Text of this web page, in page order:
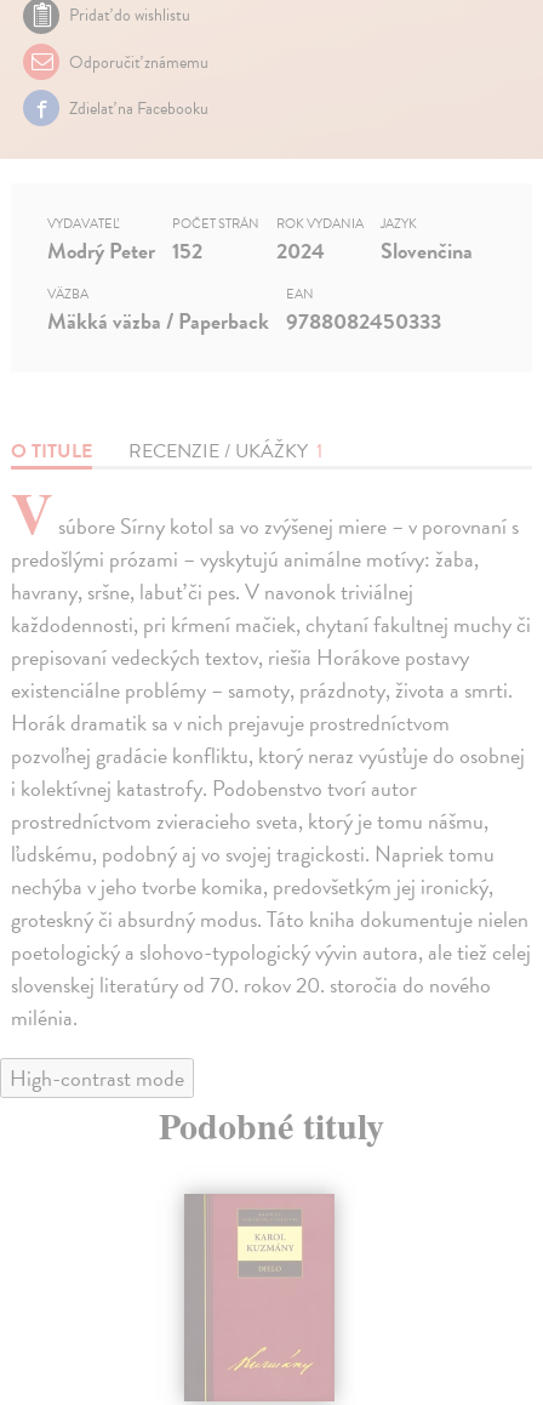
Pridať do wishlistu
Odporučiť známemu
Zdielať na Facebooku
O TITULE RECENZIE / UKÁŽKY 1
V súbore Sírny kotol sa vo zvýšenej miere – v porovnaní s
predošlými prózami – vyskytujú animálne motívy: žaba,
havrany, sršne, labuť či pes. V navonok triviálnej
každodennosti, pri kŕmení mačiek, chytaní fakultnej muchy či
prepisovaní vedeckých textov, riešia Horákove postavy
existenciálne problémy – samoty, prázdnoty, života a smrti.
Horák dramatik sa v nich prejavuje prostredníctvom
pozvoľnej gradácie konfliktu, ktorý neraz vyúsťuje do osobnej
i kolektívnej katastrofy. Podobenstvo tvorí autor
prostredníctvom zvieracieho sveta, ktorý je tomu nášmu,
ľudskému, podobný aj vo svojej tragickosti. Napriek tomu
nechýba v jeho tvorbe komika, predovšetkým jej ironický,
groteskný či absurdný modus. Táto kniha dokumentuje nielen
poetologický a slohovo-typologický vývin autora, ale tiež celej
slovenskej literatúry od 70. rokov 20. storočia do nového
milénia.
VYDAVATEĽ
Modrý Peter
POČET STRÁN
152
ROK VYDANIA
2024
JAZYK
Slovenčina
VÄZBA
Mäkká väzba / Paperback
EAN
9788082450333
High-contrast mode
Podobné tituly